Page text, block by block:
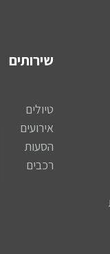
שירותים
טיולים
אירועים
הסעות
רכבים